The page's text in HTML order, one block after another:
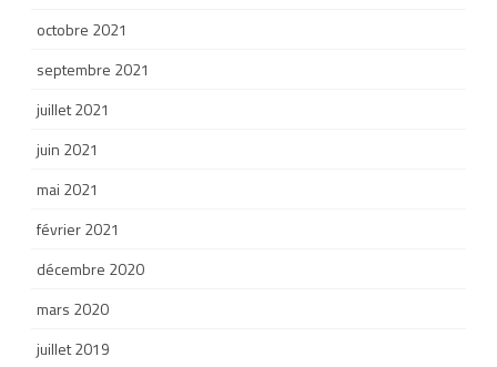
octobre 2021
septembre 2021
juillet 2021
juin 2021
mai 2021
février 2021
décembre 2020
mars 2020
juillet 2019